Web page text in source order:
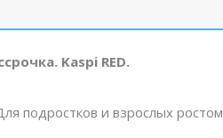
Kaspi RED.
подростков и взрослых ростом